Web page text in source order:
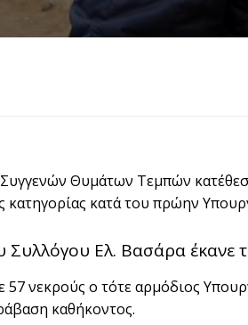
Θυμάτων Τεμπών
κατηγορίας κατά του πρώην
Συλλόγου Ελ. Βασάρα έκανε
57 νεκρούς ο τότε αρμόδιος
καθήκοντος.